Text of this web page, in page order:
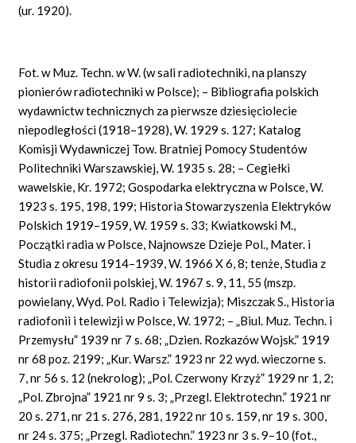
(ur. 1920).
Fot. w Muz. Techn. w W. (w sali radiotechniki, na planszy
pionierów radiotechniki w Polsce); – Bibliografia polskich
wydawnictw technicznych za pierwsze dziesięciolecie
niepodległości (1918–1928), W. 1929 s. 127; Katalog
Komisji Wydawniczej Tow. Bratniej Pomocy Studentów
Politechniki Warszawskiej, W. 1935 s. 28; – Cegiełki
wawelskie, Kr. 1972; Gospodarka elektryczna w Polsce, W.
1923 s. 195, 198, 199; Historia Stowarzyszenia Elektryków
Polskich 1919–1959, W. 1959 s. 33; Kwiatkowski M.,
Początki radia w Polsce, Najnowsze Dzieje Pol., Mater. i
Studia z okresu 1914–1939, W. 1966 X 6, 8; tenże, Studia z
historii radiofonii polskiej, W. 1967 s. 9, 11, 55 (mszp.
powielany, Wyd. Pol. Radio i Telewizja); Miszczak S., Historia
radiofonii i telewizji w Polsce, W. 1972; – „Biul. Muz. Techn. i
Przemysłu” 1939 nr 7 s. 68; „Dzien. Rozkazów Wojsk.” 1919
nr 68 poz. 2199; „Kur. Warsz.” 1923 nr 22 wyd. wieczorne s.
7, nr 56 s. 12 (nekrolog); „Pol. Czerwony Krzyż” 1929 nr 1, 2;
„Pol. Zbrojna” 1921 nr 9 s. 3; „Przegl. Elektrotechn.” 1921 nr
20 s. 271, nr 21 s. 276, 281, 1922 nr 10 s. 159, nr 19 s. 300,
nr 24 s. 375; „Przegl. Radiotechn.” 1923 nr 3 s. 9–10 (fot.,